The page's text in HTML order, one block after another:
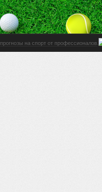
прогнозы на спорт от профессионалов